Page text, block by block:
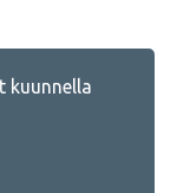
kuunnella